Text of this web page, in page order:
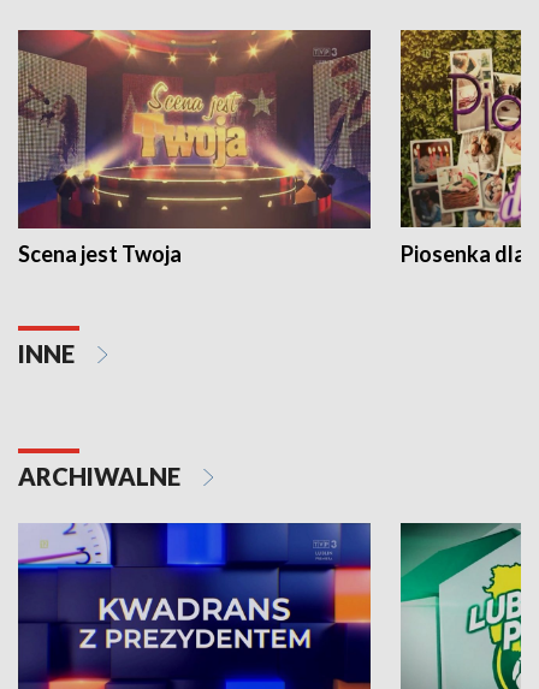
Scena jest Twoja Piosenka dla
INNE
ARCHIWALNE